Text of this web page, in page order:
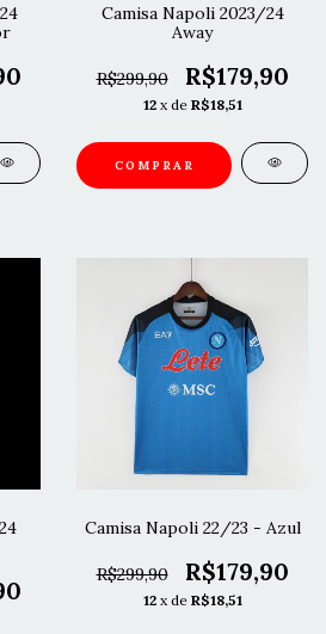
Camisa Napoli 2023/24
Away
R$299,90 R$179,90
12 x de R$18,51
COMPRAR
Camisa Napoli 22/23 - Azul
R$299,90 R$179,90
12 x de R$18,51